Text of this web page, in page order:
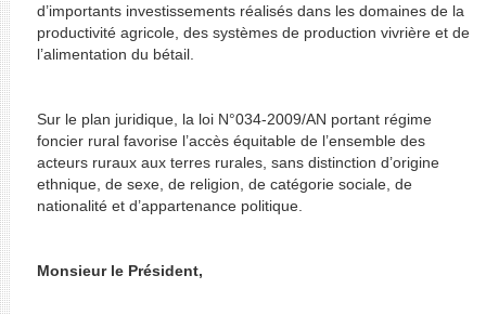
d’importants investissements réalisés dans les domaines de la
productivité agricole, des systèmes de production vivrière et de
l’alimentation du bétail.
Sur le plan juridique, la loi N°034-2009/AN portant régime
foncier rural favorise l’accès équitable de l’ensemble des
acteurs ruraux aux terres rurales, sans distinction d’origine
ethnique, de sexe, de religion, de catégorie sociale, de
nationalité et d’appartenance politique.
Monsieur le Président,